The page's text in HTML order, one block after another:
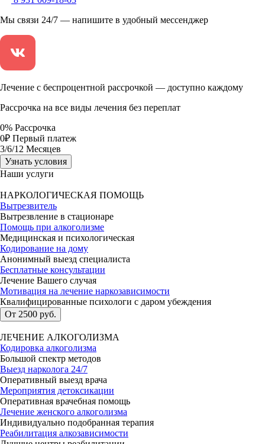
Мы связи 24/7 — напишите в удобный мессенджер
Лечение с беспроцентной рассрочкой — доступно каждому
Рассрочка на все виды лечения без переплат
0% Рассрочка
0₽ Первый платеж
3/6/12 Месяцев
Узнать условия
Наши услуги
НАРКОЛОГИЧЕСКАЯ ПОМОЩЬ
Вытрезвитель
Вытрезвление в стационаре
Помощь при алкоголизме
Медицинская и психологическая
Кодирование на дому
Анонимный выезд специалиста
Бесплатные консультации
Лечение Вашего случая
Мотивация на лечение наркозависимости
Квалифицированные психологи с даром убеждения
От 2500 руб.
ЛЕЧЕНИЕ АЛКОГОЛИЗМА
Кодировка алкоголизма
Большой спектр методов
Выезд нарколога 24/7
Оперативный выезд врача
Мероприятия детоксикации
Оперативная врачебная помощь
Лечение женского алкоголизма
Индивидуально подобранная терапия
Реабилитация алкозависимости